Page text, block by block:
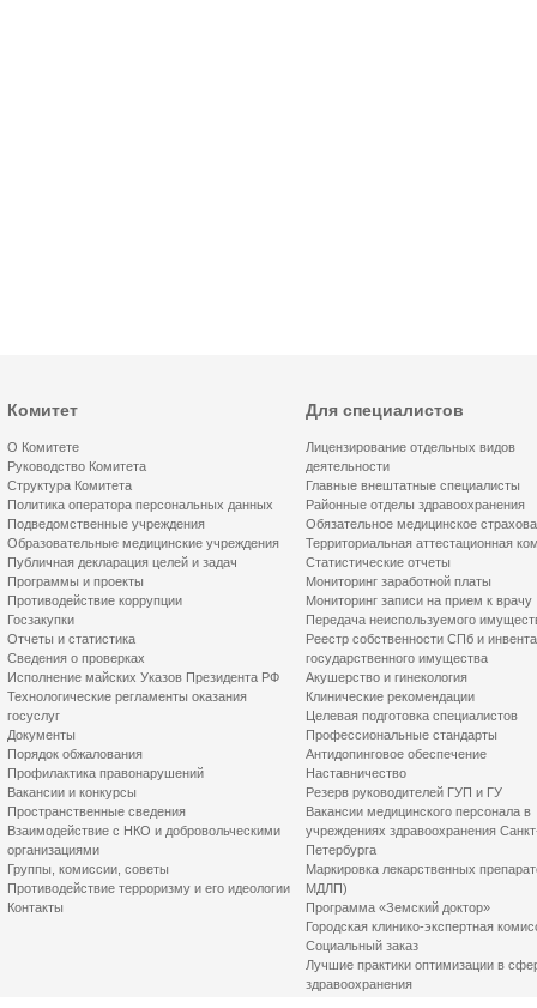
Комитет
О Комитете
Руководство Комитета
Структура Комитета
Политика оператора персональных данных
Подведомственные учреждения
Образовательные медицинские учреждения
Публичная декларация целей и задач
Программы и проекты
Противодействие коррупции
Госзакупки
Отчеты и статистика
Сведения о проверках
Исполнение майских Указов Президента РФ
Технологические регламенты оказания
госуслуг
Документы
Порядок обжалования
Профилактика правонарушений
Вакансии и конкурсы
Пространственные сведения
Взаимодействие с НКО и добровольческими
организациями
Группы, комиссии, советы
Противодействие терроризму и его идеологии
Контакты
Для специалистов
Лицензирование отдельных видов
деятельности
Главные внештатные специалисты
Районные отделы здравоохранения
Обязательное медицинское
Территориальная аттестационная
Статистические отчеты
Мониторинг заработной платы
Мониторинг записи на прием к врачу
Передача неиспользуемого
Реестр собственности СПб и
государственного имущества
Акушерство и гинекология
Клинические рекомендации
Целевая подготовка специалистов
Профессиональные стандарты
Антидопинговое обеспечение
Наставничество
Резерв руководителей ГУП и ГУ
Вакансии медицинского персонала в
учреждениях здравоохранения
Петербурга
Маркировка лекарственных
МДЛП)
Программа «Земский доктор»
Городская клинико-экспертная
Социальный заказ
Лучшие практики оптимизации в
здравоохранения